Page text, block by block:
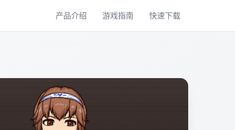
产品介绍 游戏指南 快速下载